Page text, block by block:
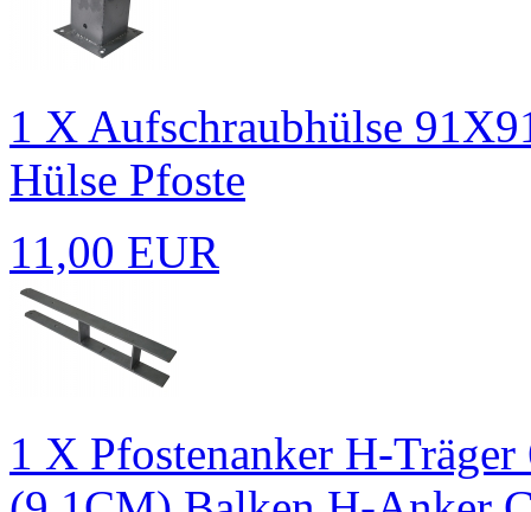
1 X Aufschraubhülse
Hülse Pfoste
11,00 EUR
1 X Pfostenanker H-